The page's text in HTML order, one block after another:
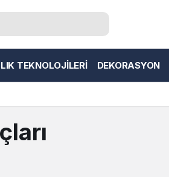
TEKNOLOJILERI DEKORASYON